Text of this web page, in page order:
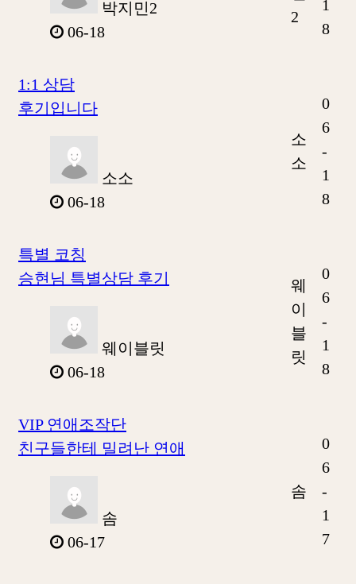
박지민2
06-18
2
1
8
1:1 상담
후기입니다
소소
06-18
소
소
0
6
-
1
8
특별 코칭
승현님 특별상담 후기
웨이블릿
06-18
웨
이
블
릿
0
6
-
1
8
VIP 연애조작단
친구들한테 밀려난 연애
솜
06-17
솜
0
6
-
1
7